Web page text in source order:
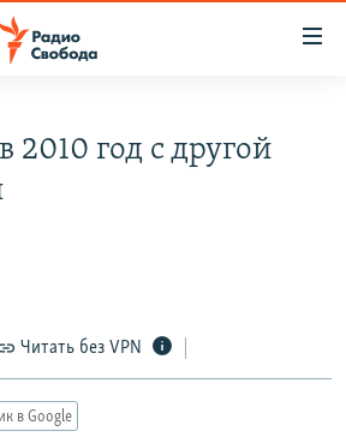
год с другой
Читать без VPN
в Google